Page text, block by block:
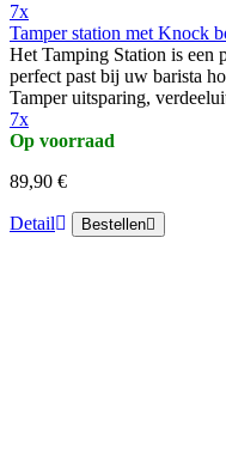
7x
Tamper station met Knock
Het Tamping Station is een
perfect past bij uw barista
Tamper uitsparing,
7x
Op voorraad
89,90 €
Detail Bestellen